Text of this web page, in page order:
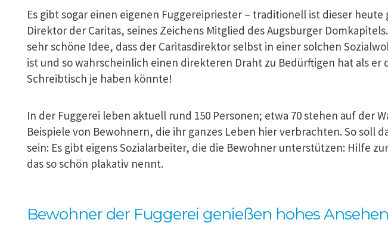
Es gibt sogar einen eigenen Fuggereipriester – traditionell ist dieser
Direktor der Caritas, seines Zeichens Mitglied des Augsburger
sehr schöne Idee, dass der Caritasdirektor selbst in einer solchen
ist und so wahrscheinlich einen direkteren Draht zu Bedürftigen hat als er
Schreibtisch je haben könnte!
In der Fuggerei leben aktuell rund 150 Personen; etwa 70 stehen auf der
Beispiele von Bewohnern, die ihr ganzes Leben hier verbrachten. So soll
sein: Es gibt eigens Sozialarbeiter, die die Bewohner unterstützen: Hilfe
das so schön plakativ nennt.
Bewohner der Fuggerei genießen hohes